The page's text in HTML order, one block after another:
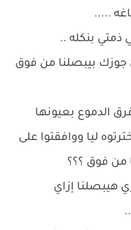
.....
ذمتي بنكله ..
جوزك بيبصلنا من فوق
الدموع بعيونها
ليا ووافقتوا على
من فوق ؟؟؟
هيبصلنا إزاي